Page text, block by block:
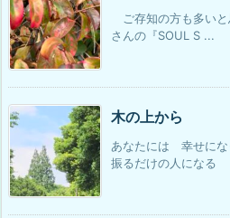
ご存知の方も多い
さんの『SOUL S ...
木の上から
あなたには 幸せに
振るだけの人になる